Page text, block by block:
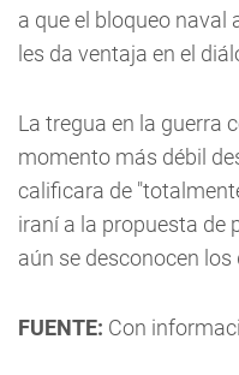
a que el bloqueo naval
les da ventaja en el
La tregua en la guerra
momento más débil
calificara de
iraní a la propuesta de
aún se desconocen los
FUENTE: Con